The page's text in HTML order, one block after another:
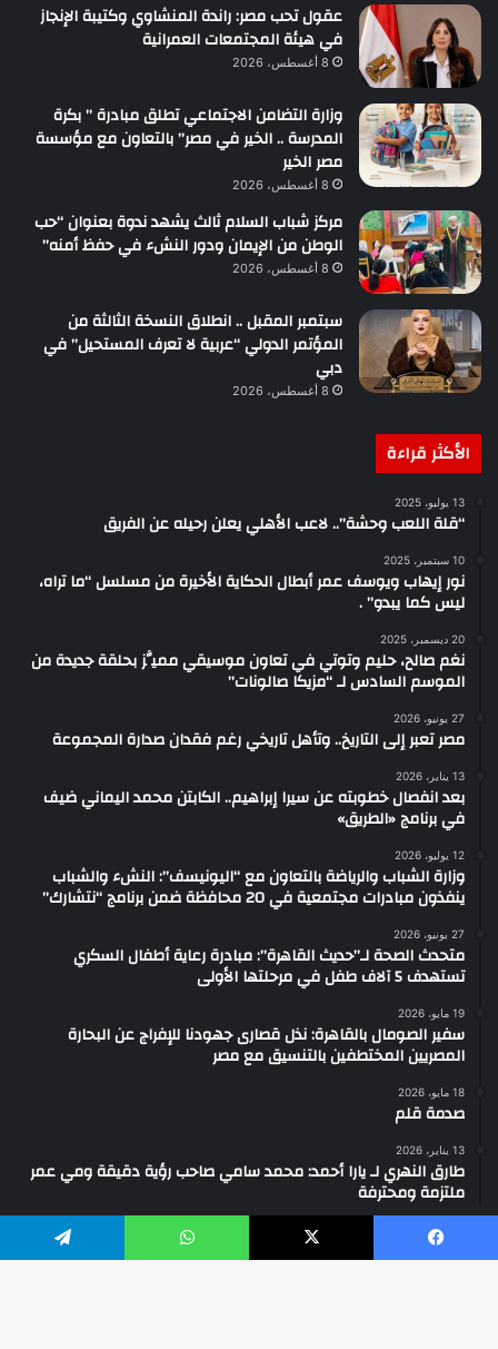
عقول تحب مصر: راندة المنشاوي وكتيبة الإنجاز
في هيئة المجتمعات العمرانية
8 أغسطس، 2026
وزارة التضامن الاجتماعي تطلق مبادرة ” بكرة
المدرسة .. الخير في مصر” بالتعاون مع مؤسسة
مصر الخير
8 أغسطس، 2026
مركز شباب السلام ثالث يشهد ندوة بعنوان “حب
الوطن من الإيمان ودور النشء في حفظ أمنه”
8 أغسطس، 2026
سبتمبر المقبل .. انطلاق النسخة الثالثة من
المؤتمر الدولي “عربية لا تعرف المستحيل” في
دبي
8 أغسطس، 2026
الأكثر قراءة
13 يوليو، 2025
“قلة اللعب وحشة”.. لاعب الأهلي يعلن رحيله عن الفريق
10 سبتمبر، 2025
نور إيهاب ويوسف عمر أبطال الحكاية الأخيرة من مسلسل “ما تراه،
ليس كما يبدو” .
20 ديسمبر، 2025
نغم صالح، حليم وتوتي في تعاون موسيقي مميَّز بحلقة جديدة من
الموسم السادس لـ “مزيكا صالونات”
27 يونيو، 2026
مصر تعبر إلى التاريخ.. وتأهل تاريخي رغم فقدان صدارة المجموعة
13 يناير، 2026
بعد انفصال خطوبته عن سيرا إبراهيم.. الكابتن محمد اليماني ضيف
في برنامج «الطريق»
12 يوليو، 2026
وزارة الشباب والرياضة بالتعاون مع “اليونيسف”: النشء والشباب
ينفذون مبادرات مجتمعية في 20 محافظة ضمن برنامج “نتشارك”
27 يونيو، 2026
متحدث الصحة لـ”حديث القاهرة”: مبادرة رعاية أطفال السكري
تستهدف 5 آلاف طفل في مرحلتها الأولى
19 مايو، 2026
سفير الصومال بالقاهرة: نذل قصارى جهودنا للإفراج عن البحارة
المصريين المختطفين بالتنسيق مع مصر
18 مايو، 2026
صدمة قلم
13 يناير، 2026
طارق النهري لـ يارا أحمد: محمد سامي صاحب رؤية دقيقة ومي عمر
ملتزمة ومحترفة
فيسبوك ‫X واتساب تيلقرام